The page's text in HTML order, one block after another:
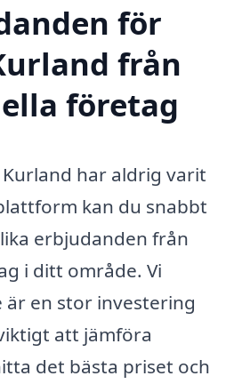
för
från
företag
har aldrig varit
kan du snabbt
erbjudanden från
i ditt område. Vi
en stor investering
att jämföra
det bästa priset och